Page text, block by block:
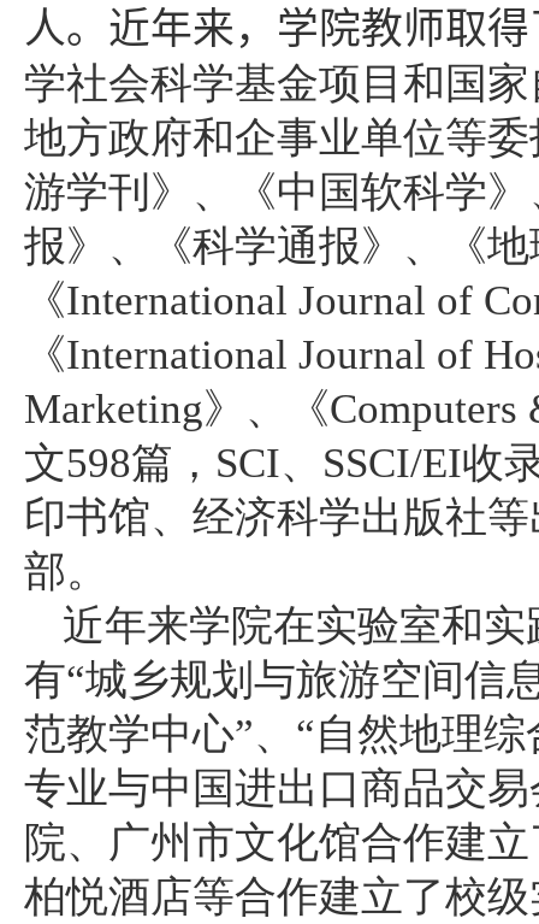
人。 近年来，学院教师取
学社会科学基金项目和国
地方政府和企事业单位等
游学刊》、《中国软科学
报》、《科学通报》、《
《International Journal of
《International Journal of
Marketing》、《Computers
文598篇， SCI、 SSCI/EI收
印书馆、经济科学出版社
部。
近年来学院在实验室和
有“城乡规划与旅游空间信
范教学中心”、“自然地理
专业与中国进出口商品交
院、广州市文化馆合作建
柏悦酒店等合作建立了校